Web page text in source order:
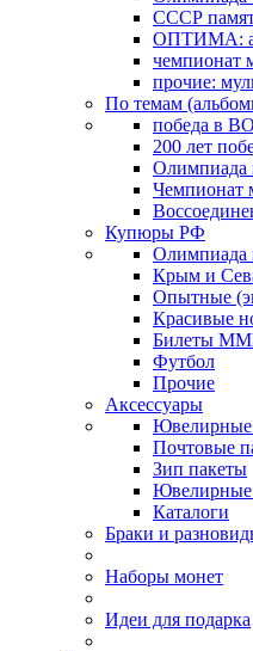
СССР
ОПТИМА:
чемпионат
прочие:
По темам
победа в
200 лет
Олимпиада
Чемпионат
Купюры РФ
Олимпиада
Крым и
Опытные
Красивые
Билеты
Футбол
Прочие
Аксессуары
Ювелирные
Почтовые
Зип пакеты
Каталоги
Браки и
Наборы монет
Идеи для подарка